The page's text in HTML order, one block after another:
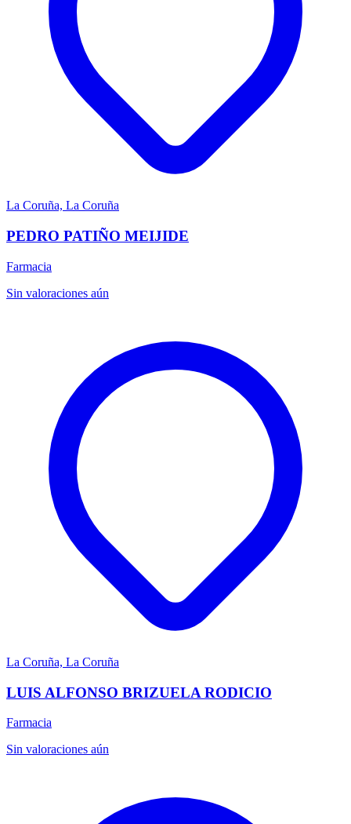
La Coruña, La Coruña
PEDRO PATIÑO MEIJIDE
Farmacia
Sin valoraciones aún
La Coruña, La Coruña
LUIS ALFONSO BRIZUELA RODICIO
Farmacia
Sin valoraciones aún